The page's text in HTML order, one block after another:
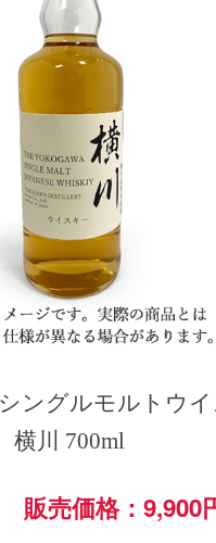
ングルモルトウ
横川 700ml
販売価格：9,900